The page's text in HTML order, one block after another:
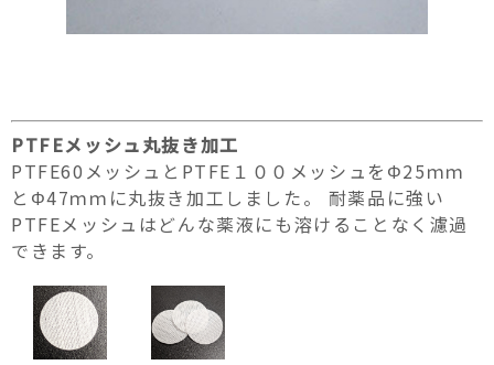
PTFEメッシュ丸抜き加工
PTFE60メッシュとPTFE１００メッシュをΦ25ｍｍ
とΦ47ｍｍに丸抜き加工しました。 耐薬品に強い
PTFEメッシュはどんな薬液にも溶けることなく濾過
できます。